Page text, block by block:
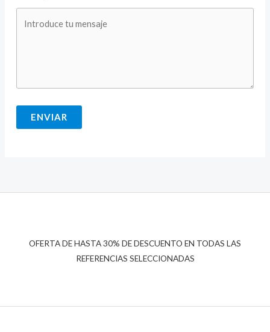
ENVIAR
OFERTA DE HASTA 30% DE DESCUENTO EN TODAS LAS
REFERENCIAS SELECCIONADAS